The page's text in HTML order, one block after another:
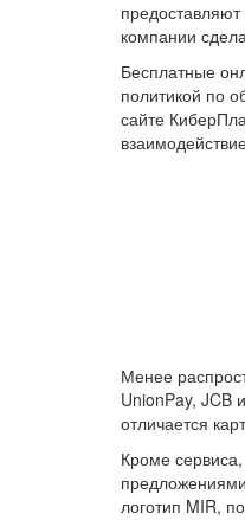
компании
Бесплатные
политикой по
сайте
Менее
UnionPay, JCB
отличается
Кроме
логотип MIR,